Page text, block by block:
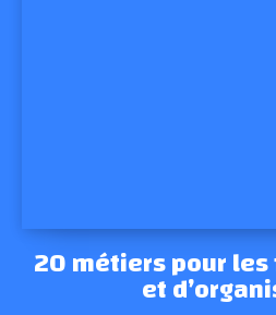
20 métiers pour
et